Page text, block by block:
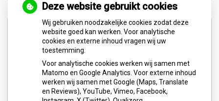
U heeft geen toestemming gegeven voor
externe inhoud die nodig is om dit te
zien.
Deze website gebruikt cookies
Wij gebruiken noodzakelijke cookies zodat deze
website goed kan werken. Voor analytische
cookies en externe inhoud vragen wij uw
toestemming.
Voor analytische cookies werken wij samen met
Matomo en Google Analytics. Voor externe inhoud
werken wij samen met Google (Maps, Translate
en Reviews), YouTube, Vimeo, Facebook,